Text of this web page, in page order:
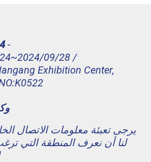
-
09/28 /
Exhibition Center,
يرجى تعبئة معلومات الاتصال
لنا أن نعرف المنطقة التي